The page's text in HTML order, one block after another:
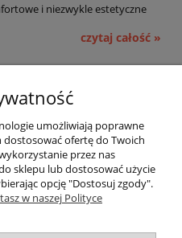
i niezwykle estetyczne
czytaj całość »
dostawa
umożliwiają poprawne
dostosować ofertę do Twoich
przez nas
sklepu lub dostosować użycie
opcję "Dostosuj zgody".
w naszej Polityce